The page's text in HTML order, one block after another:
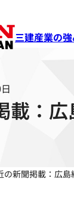
三建産業の
載：
の新聞掲載：広島